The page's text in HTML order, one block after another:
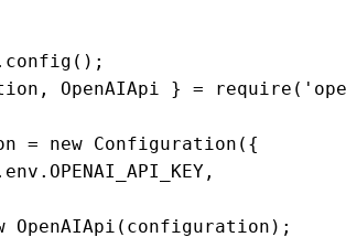
OpenAIApi } =
= new Configuration({
OpenAIApi(configuration);